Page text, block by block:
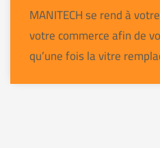
MANITECH se rend à
votre commerce afin de
qu’une fois la vitre